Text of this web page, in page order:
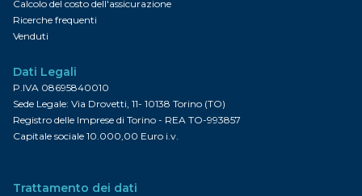
Calcolo del costo dell'assicurazione
Ricerche frequenti
Venduti
Dati Legali
P.IVA 08695840010
Sede Legale: Via Drovetti, 11- 10138 Torino (TO)
Registro delle Imprese di Torino - REA TO-993857
Capitale sociale 10.000,00 Euro i.v.
Trattamento dei dati